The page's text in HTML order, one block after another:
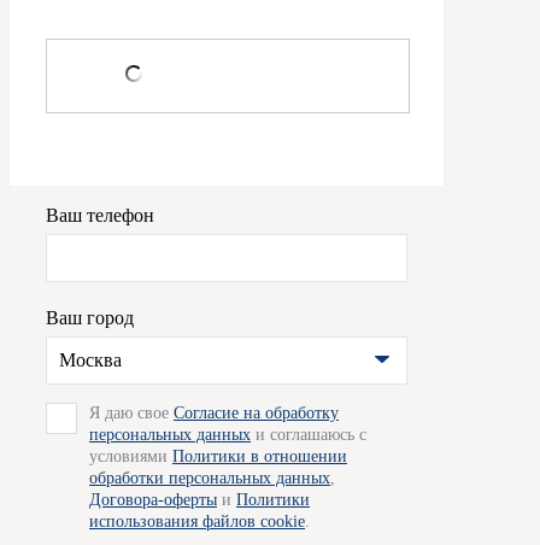
Ваш телефон
Ваш город
Москва
Я даю свое Согласие на обработку
персональных данных и соглашаюсь с
условиями Политики в отношении
обработки персональных данных,
Договора-оферты и Политики
использования файлов cookie.